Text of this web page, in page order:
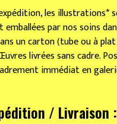
les illustrations*
emballées par nos soins
un carton (tube ou à
livrées sans cadre.
immédiat en
/ Livraison :